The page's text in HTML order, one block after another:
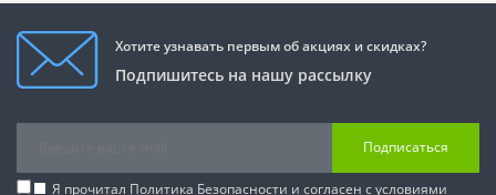
Хотите узнавать первым об акциях и скидках?
Подпишитесь на нашу рассылку
Подписаться
Я прочитал Политика Безопасности и согласен с условиями